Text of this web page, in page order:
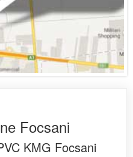
Focsani
KMG Focsani